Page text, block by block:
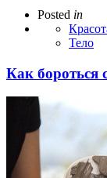
Posted in
Тело
Как бороться